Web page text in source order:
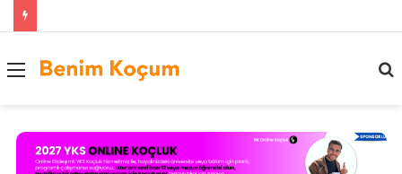
Menü